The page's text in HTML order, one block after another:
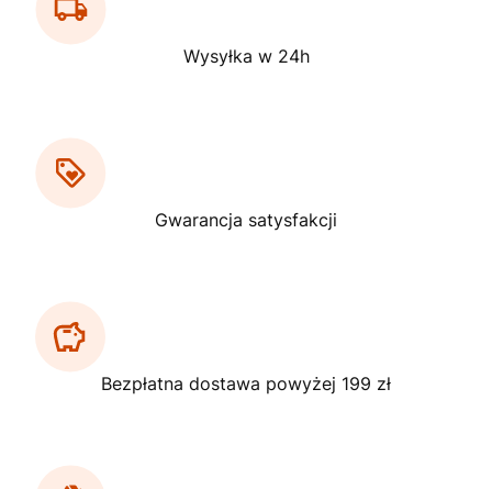
Wysyłka w 24h
Gwarancja satysfakcji
Bezpłatna dostawa powyżej 199 zł